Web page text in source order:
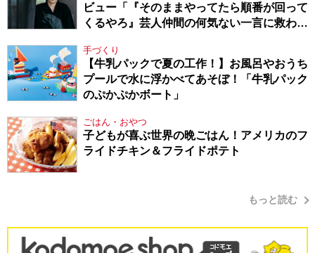
ビュー「『そのままやってたら順番が回って
くるやろ』芸人仲間の何気ない一言に救われ
手づくり
【牛乳パックで夏の工作！】お風呂やおうち
プールで水に浮かべてあそぼ！「牛乳パック
のぷかぷかボート」
ごはん・おやつ
子どもが喜ぶ世界の晩ごはん！アメリカのフ
ライドチキン＆フライドポテト
もっと読む